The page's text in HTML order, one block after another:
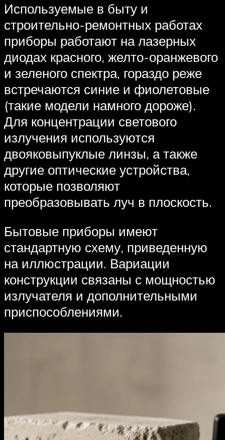
Используемые в быту и
строительно-ремонтных работах
приборы работают на лазерных
диодах красного, желто-оранжевого
и зеленого спектра, гораздо реже
встречаются синие и фиолетовые
(такие модели намного дороже).
Для концентрации светового
излучения используются
двояковыпуклые линзы, а также
другие оптические устройства,
которые позволяют
преобразовывать луч в плоскость.
Бытовые приборы имеют
стандартную схему, приведенную
на иллюстрации. Вариации
конструкции связаны с мощностью
излучателя и дополнительными
приспособлениями.